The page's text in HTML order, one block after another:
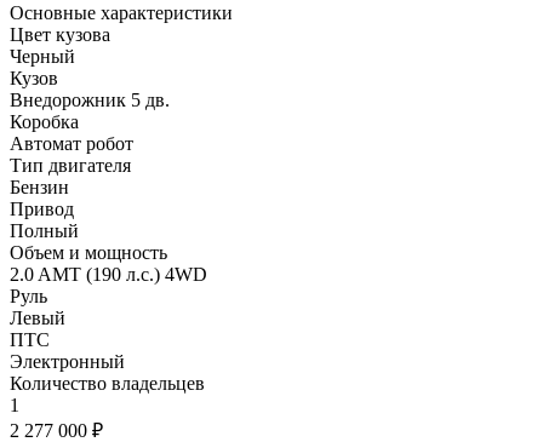
Основные характеристики
Цвет кузова
Черный
Кузов
Внедорожник 5 дв.
Коробка
Автомат робот
Тип двигателя
Бензин
Привод
Полный
Объем и мощность
2.0 AMT (190 л.с.) 4WD
Руль
Левый
ПТС
Электронный
Количество владельцев
1
2 277 000 ₽